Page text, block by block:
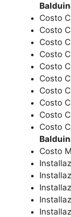
Costo
Costo
Costo
Costo
Costo
Costo
Costo
Costo
Costo
Costo
Costo